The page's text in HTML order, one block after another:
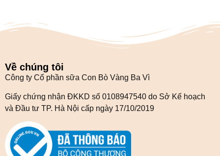
Về chúng tôi
Công ty Cổ phần sữa Con Bò Vàng Ba Vì
Giấy chứng nhận ĐKKD số 0108947540 do Sở Kế hoạch
và Đầu tư TP. Hà Nội cấp ngày 17/10/2019